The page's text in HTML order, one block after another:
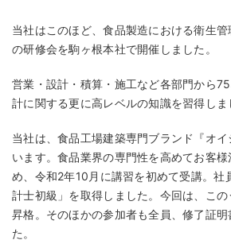
当社はこのほど、食品製造における衛生
の研修会を駒ヶ根本社で開催しました。
営業・設計・積算・施工など各部門から
計に関する更に高レベルの知識を習得しま
当社は、食品工場建築専門ブランド『オ
います。食品業界の専門性を高めてお客
め、令和2年10月に講習を初めて受講。社
計士初級」を取得しました。今回は、こ
昇格。そのほかの参加者も全員、修了証明
た。